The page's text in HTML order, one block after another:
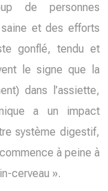
de personnes
et des efforts
gonflé, tendu et
le signe que la
dans l’assiette,
a un impact
système digestif,
à peine à
cerveau ».